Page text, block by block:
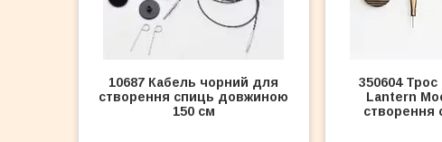
10687 Кабель чорний для
створення спиць довжиною
150 см
350604
Lantern
створення